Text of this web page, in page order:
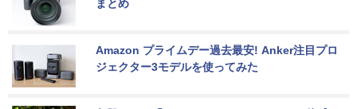
まとめ
Amazon プライムデー過去最安! Anker注目プロ
ジェクター3モデルを使ってみた